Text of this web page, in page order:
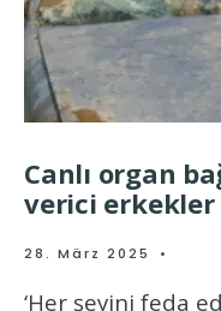
Canlı organ
verici erkekler
28. März 2025 •
‘Her şeyini feda